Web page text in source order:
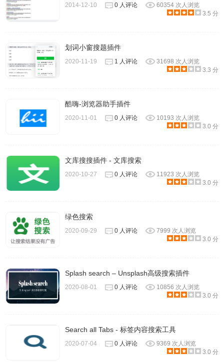
例如我们搜索f:\iso目录下面的大约300M小于500M的文件，
这里是任何后缀的格式的，需要的话可以加文件通配符*.iso
搜索结果如下
2014-12-10 0 人评论
60354 次人浏览
3.5 分
划词小窗搜题插件
2020-11-19 1 人评论
31698 次人浏览
3.3 分
酷嗨-浏览器助手插件
2020-11-01 0 人评论
10193 次人浏览
3.0 分
文库搜搜插件 - 文库搜索
2020-10-27 0 人评论
11923 次人浏览
3.0 分
绿色搜索
2020-09-29 0 人评论
7999 次人浏览
3.0 分
Splash search – Unsplash高级搜索插件
2020-08-01 0 人评论
10856 次人浏览
3.0 分
Search all Tabs - 标签内容搜索工具
2020-07-04 0 人评论
9369 次人浏览
3.0 分